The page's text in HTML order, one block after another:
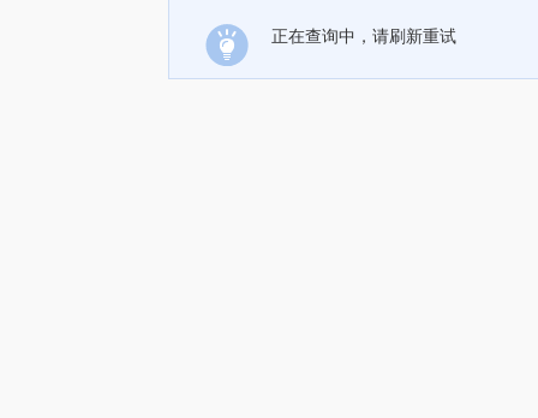
正在查询中，请刷新重试